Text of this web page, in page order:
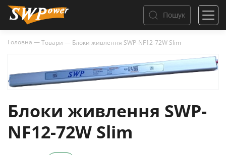
Пошук
Головна —Товари — Блоки живлення SWP-NF12-72W Slim
Блоки живлення SWP-
NF12-72W Slim